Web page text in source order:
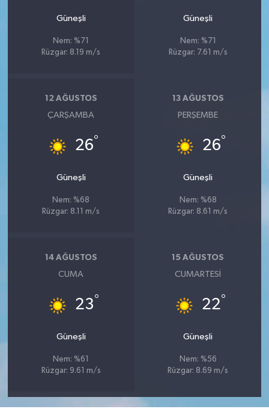
Güneşli
Nem: %71
Rüzgar: 8.19 m/s
Güneşli
Nem: %71
Rüzgar: 7.61 m/s
12 AĞUSTOS
ÇARŞAMBA
26°
Güneşli
Nem: %68
Rüzgar: 8.11 m/s
13 AĞUSTOS
PERŞEMBE
26°
Güneşli
Nem: %68
Rüzgar: 8.61 m/s
14 AĞUSTOS
CUMA
23°
Güneşli
Nem: %61
Rüzgar: 9.61 m/s
15 AĞUSTOS
CUMARTESI
22°
Güneşli
Nem: %56
Rüzgar: 8.69 m/s
KİM KİMDİR
ÇEK GÖNDER
HEDEF2020
OTOMOBİL
MİZAH
TARİH
Politika
YEREL
BÖLGEDEN
BİLİM TEKNOLOJİ